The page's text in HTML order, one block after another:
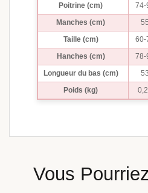
Poitrine (cm)
74-
Manches (cm)
55
Taille (cm)
60-
Hanches (cm)
78-
Longueur du bas (cm)
53
Poids (kg)
Vous